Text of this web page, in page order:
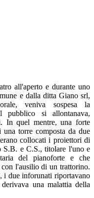
all'aperto e durante uno
e dalla ditta Giano srl,
veniva sospesa la
pubblico si allontanava,
In quel mentre, una forte
torre composta da due
collocati i proiettori di
S.B. e C.S., titolare l'uno e
del pianoforte e che
con l'ausilio di un trattorino.
i due inforunati riportavano
una malattia della